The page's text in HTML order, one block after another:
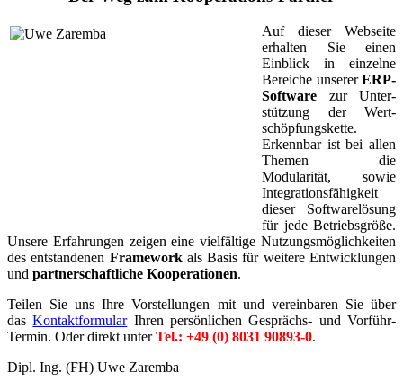
Auf dieser Webseite
erhalten Sie einen
Einblick in einzelne
Bereiche unsererERP-
Software zur Unter­
stützung der Wert­
schöpfungs­kette.
Erkennbar ist bei allen
Themen die
Modularität, sowie
Integrationsfähigkeit
dieser Softwarelösung
für jede Betriebsgröße.
Unsere Erfahrungen zeigen eine vielfältige Nutzungsmöglichkeiten
des entstandenen Frameworkals Basis für weitere Entwicklungen
und partnerschaftliche Kooperationen.
Teilen Sie uns Ihre Vorstellungen mit und vereinbaren Sie über
dasKontaktformularIhren persönlichen Gesprächs- und Vorführ-
Termin. Oder direkt unterTel.: +49 (0) 8031 90893-0.
Dipl. Ing. (FH) Uwe Zaremba